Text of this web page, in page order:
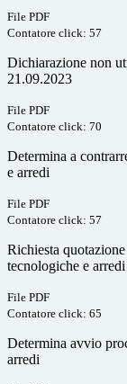
File PDF
Contatore click: 57
Dichiarazione non
21.09.2023
File PDF
Contatore click: 70
Determina a
e arredi
File PDF
Contatore click: 57
Richiesta
tecnologiche e arredi
File PDF
Contatore click: 65
Determina avvio
arredi